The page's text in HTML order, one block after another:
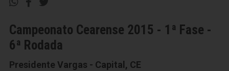
Campeonato Cearense 2015 - 1ª Fase -
6ª Rodada
Presidente Vargas - Capital, CE